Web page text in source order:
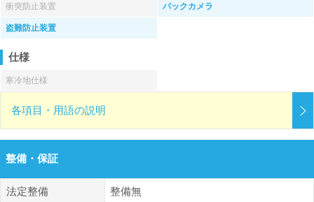
衝突防止装置 バックカメラ
盗難防止装置
仕様
寒冷地仕様
各項目・用語の説明
整備・保証
法定整備 整備無